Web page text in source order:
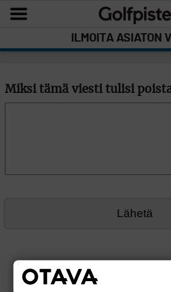
ILMOITA ASIATON
Miksi tämä viesti tulisi